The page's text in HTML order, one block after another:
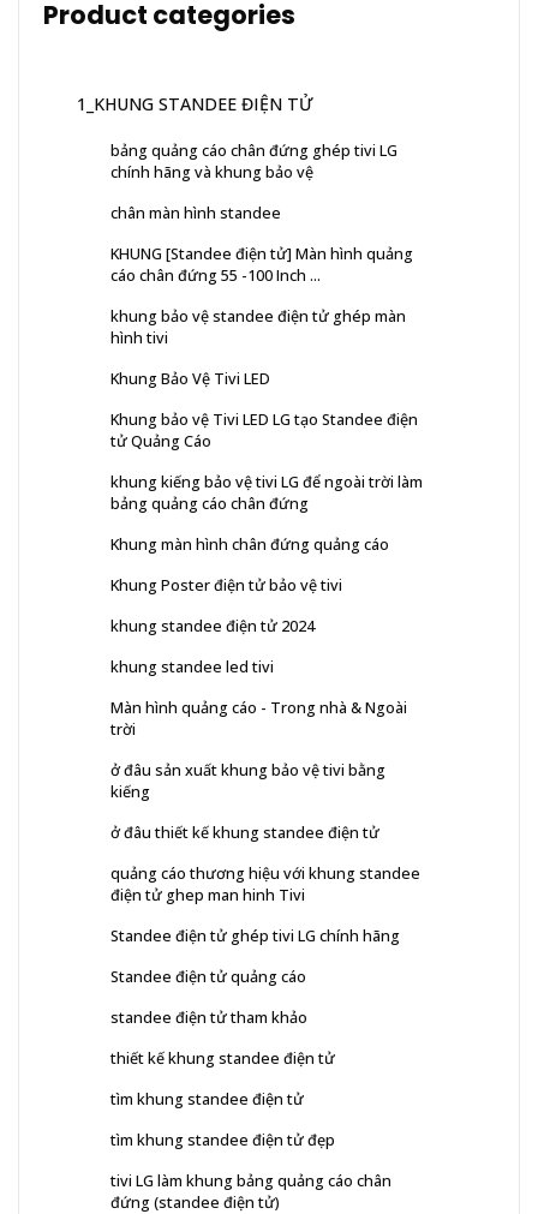
Product categories
1_KHUNG STANDEE ĐIỆN TỬ
bảng quảng cáo chân đứng ghép tivi LG
chính hãng và khung bảo vệ
chân màn hình standee
KHUNG [Standee điện tử] Màn hình quảng
cáo chân đứng 55 -100 Inch ...
khung bảo vệ standee điện tử ghép màn
hình tivi
Khung Bảo Vệ Tivi LED
Khung bảo vệ Tivi LED LG tạo Standee điện
tử Quảng Cáo
khung kiếng bảo vệ tivi LG để ngoài trời làm
bảng quảng cáo chân đứng
Khung màn hình chân đứng quảng cáo
Khung Poster điện tử bảo vệ tivi
khung standee điện tử 2024
khung standee led tivi
Màn hình quảng cáo - Trong nhà & Ngoài
trời
ở đâu sản xuất khung bảo vệ tivi bằng
kiếng
ở đâu thiết kế khung standee điện tử
quảng cáo thương hiệu với khung standee
điện tử ghep man hinh Tivi
Standee điện tử ghép tivi LG chính hãng
Standee điện tử quảng cáo
standee điện tử tham khảo
thiết kế khung standee điện tử
tìm khung standee điện tử
tìm khung standee điện tử đẹp
tivi LG làm khung bảng quảng cáo chân
đứng (standee điện tử)